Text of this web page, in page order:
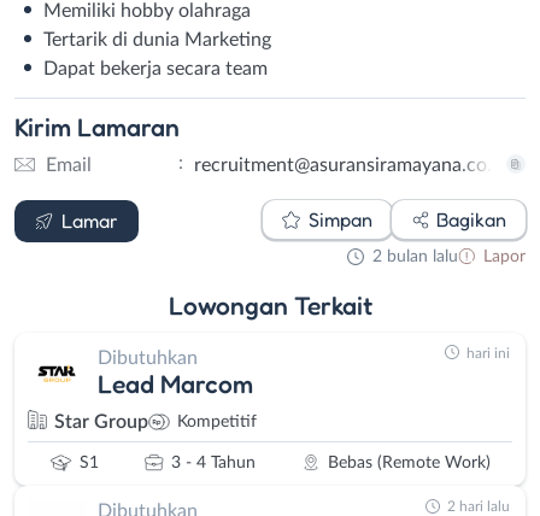
Memiliki hobby olahraga
Tertarik di dunia Marketing
Dapat bekerja secara team
Kirim Lamaran
Email : recruitment@asuransiramayana.co.id
Lamar
Email
Simpan Bagikan
2 bulan lalu Lapor
Lowongan Terkait
Dibutuhkan
Lead Marcom
Star Group Kompetitif
S1 3 - 4 Tahun Bebas (Remote Work)
hari ini
Dibutuhkan 2 hari lalu